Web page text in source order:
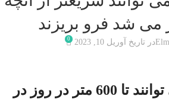
می شد فرو بریزند
در تاریخ آوریل 10, 2023 0
صفحات یخی می توانند تا 600 متر در روز در